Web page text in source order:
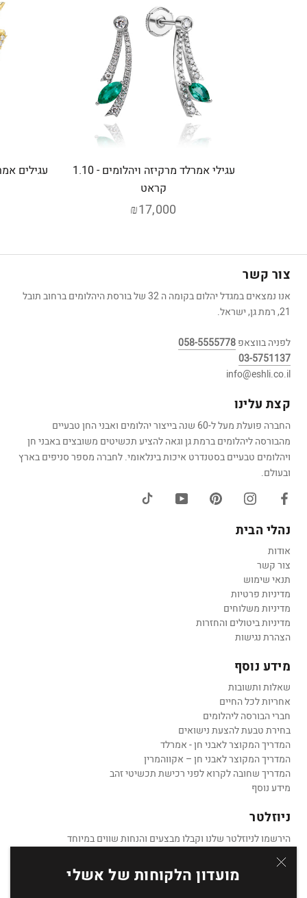
מועדון הלקוחות של אשלי
עגילי אמרלד מרקיזה ויהלומים - 1.10
קראט
₪17,000
צור קשר
אנו נמצאים במגדל יהלום בקומה ה 32 של בורסת היהלומים ברחוב תובל
21, רמת גן, ישראל.
לפניה בווצאפ058-5555778
03-5751137
info@eshli.co.il
קצת עלינו
החברה פועלת מעל ל-60 שנה בייצור יהלומים ואבני החן טבעיים
מהבורסה ליהלומים ברמת גן וגאה להציע תכשיטים משובצים באבני חן
ויהלומים טבעיים בסטנדרט איכות בינלאומי. לחברה מספר סניפים בארץ
ובעולם.
נהלי הבית
אודות
צור קשר
תנאי שימוש
מדיניות פרטיות
מדיניות משלוחים
מדיניות ביטולים והחזרות
הצהרת נגישות
מידע נוסף
שאלות ותשובות
אחריות לכל החיים
חברי הבורסה ליהלומים
בחירת טבעת להצעת נישואים
המדריך המקוצר לאבני חן - אמרלד
המדריך המקוצר לאבני חן – אקווהמרין
המדריך שחובה לקרוא לפני רכישת תכשיטי זהב
מידע נוסף
ניוזלטר
הירשמו לניוזלטר שלנו וקבלו מבצעים והנחות שווים במיוחד